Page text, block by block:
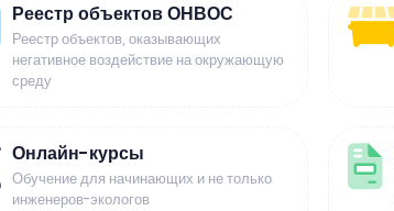
Реестр объектов ОНВОС
Реестр объектов, оказывающих
негативное воздействие на окружающую
среду
Онлайн-курсы
Обучение для начинающих и не только
инженеров-экологов